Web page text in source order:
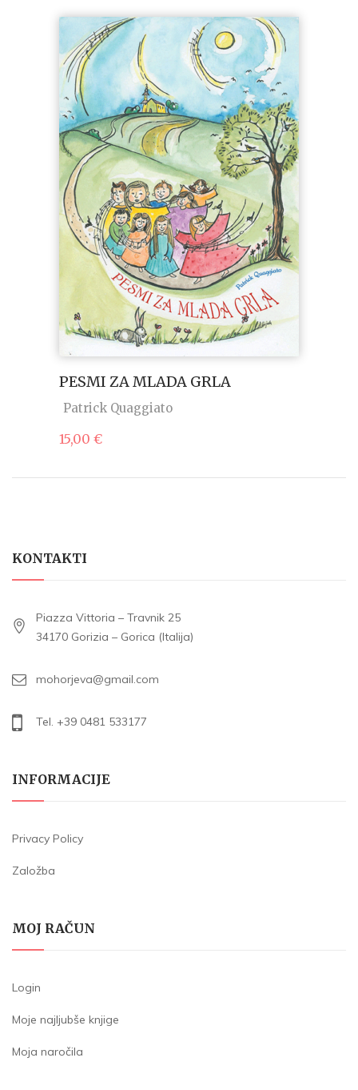
PESMI ZA MLADA GRLA
Patrick Quaggiato
15,00 €
KONTAKTI
Piazza Vittoria – Travnik 25
34170 Gorizia – Gorica (Italija)
mohorjeva@gmail.com
Tel. +39 0481 533177
INFORMACIJE
Privacy Policy
Založba
MOJ RAČUN
Login
Moje najljubše knjige
Moja naročila